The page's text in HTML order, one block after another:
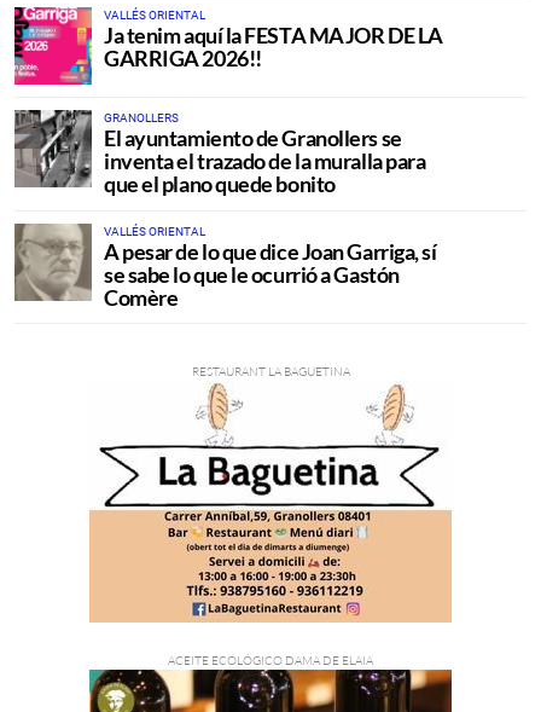
VALLÉS ORIENTAL
Ja tenim aquí la FESTA MAJOR DE LA
GARRIGA 2026!!
GRANOLLERS
El ayuntamiento de Granollers se
inventa el trazado de la muralla para
que el plano quede bonito
VALLÉS ORIENTAL
A pesar de lo que dice Joan Garriga, sí
se sabe lo que le ocurrió a Gastón
Comère